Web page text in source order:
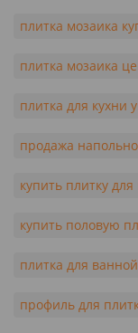
плитка мозаика
плитка мозаика
плитка для кухни
продажа
купить плитку
купить половую
плитка для
профиль для